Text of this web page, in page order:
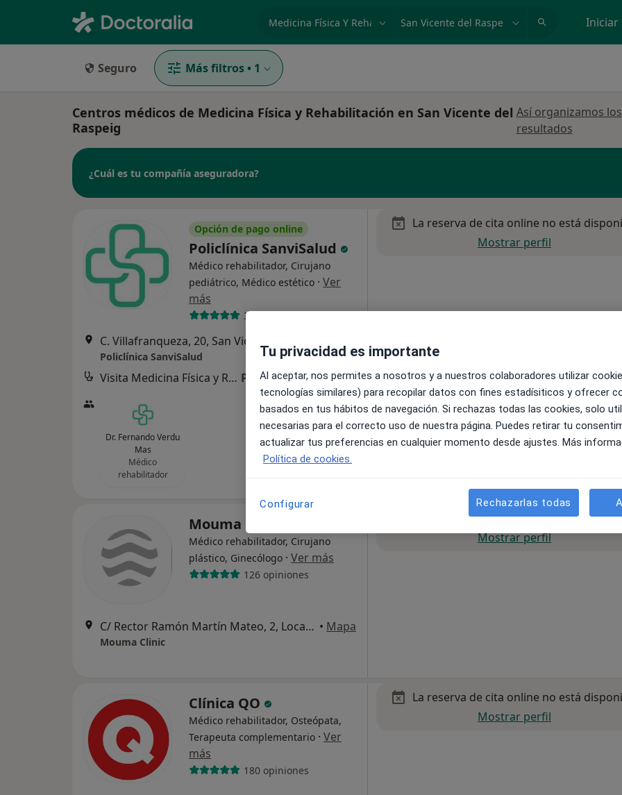
especialidad, enfermedad o nombre Iniciar
Seguro Más filtros • 1
Centros médicos de Medicina Física y Rehabilitación en San Vicente del
Raspeig
Así organizamos los
resultados
¿Cuál es tu compañía aseguradora?
Opción de pago online
Policlínica SanviSalud
Médico rehabilitador, Cirujano
pediátrico, Médico estético · Ver
más
30 opiniones
Policlínica SanviSalud
Visita Medicina Física y Rehabilitación Precio sin especificar
Dr. Fernando Verdu
Mas
Médico
rehabilitador
La reserva de cita online no está
Mostrar perfil
Mouma Clinic
Médico rehabilitador, Cirujano
plástico, Ginecólogo · Ver más
126 opiniones
C/ Rector Ramón Martín Mateo, 2, Local 9, San Juan de Alicante • Mapa
Mouma Clinic
La reserva de cita online no está
Mostrar perfil
Clínica QO
Médico rehabilitador, Osteópata,
Terapeuta complementario · Ver
más
180 opiniones
La reserva de cita online no está
Mostrar perfil
Tu privacidad es importante
Al aceptar, nos permites a nosotros y a nuestros colaboradores utilizar
tecnologías similares) para recopilar datos con fines estadísiticos y ofrecer
basados en tus hábitos de navegación. Si rechazas todas las cookies, solo
necesarias para el correcto uso de nuestra página. Puedes retirar tu
actualizar tus preferencias en cualquier momento desde ajustes. Más
Política de cookies.
Configurar Rechazarlas todas